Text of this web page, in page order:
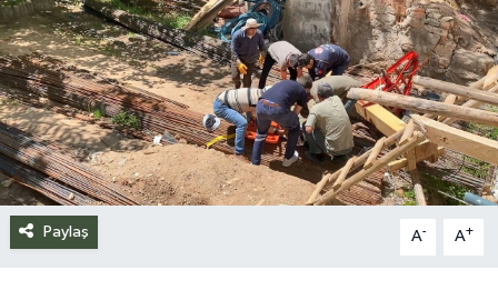
Paylaş A- A+
Siyaset
Spor
Teknoloji
Yazarlar